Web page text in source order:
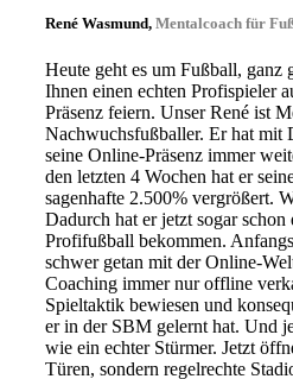
René Wasmund,Mentalcoach für
Heute geht es um Fußball, ganz
Ihnen einen echten Profispieler
Präsenz feiern. Unser René ist
Nachwuchsfußballer. Er hat
seine Online-Präsenz immer
den letzten 4 Wochen hat er
sagenhafte 2.500% vergrößert.
Dadurch hat er jetzt sogar schon
Profifußball bekommen.
schwer getan mit der Online-
Coaching immer nur offline
Spieltaktik bewiesen und
er in der SBM gelernt hat. Und
wie ein echter Stürmer. Jetzt
Türen, sondern regelrechte